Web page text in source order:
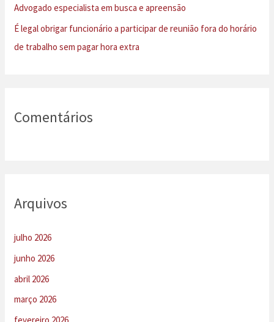
o
r
:
Advogado especialista em busca e apreensão
É legal obrigar funcionário a participar de reunião fora do horário
de trabalho sem pagar hora extra
Comentários
Arquivos
julho 2026
junho 2026
abril 2026
março 2026